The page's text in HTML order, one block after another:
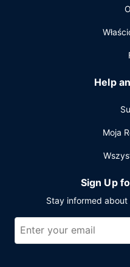
Pozostałe udogodnienia
Udogodnienia biznesowe
wymeldowanie. Ten obiekt
udogodnienia
miejscu to bezpłatne
Help
Moja
Sign Up
Stay informed